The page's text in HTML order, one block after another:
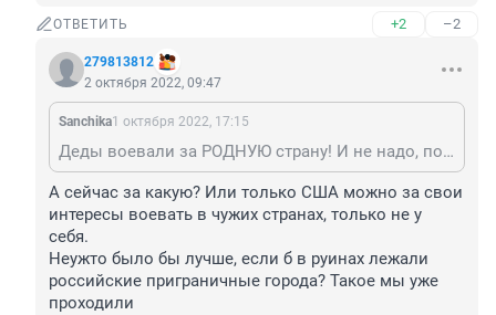
ОТВЕТИТЬ +2 –2
279813812
2 октября 2022, 09:47
Sanchika1 октября 2022, 17:15
Деды воевали за РОДНУЮ страну! И не надо, пожалуйста, в ответ сказки из телевизора пересказывать.
А сейчас за какую? Или только США можно за свои
интересы воевать в чужих странах, только не у
себя.
Неужто было бы лучше, если б в руинах лежали
российские приграничные города? Такое мы уже
проходили